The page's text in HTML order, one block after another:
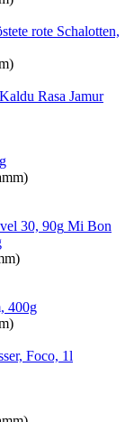
rote Schalotten,
Kaldu Rasa Jamur
Mi Bon
400g
Foco, 1l